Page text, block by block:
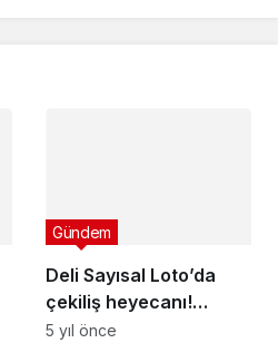
Deli Sayısal Loto’da
çekiliş heyecanı!
Sayısal Loto neticeleri
Gündem
5 yıl önce